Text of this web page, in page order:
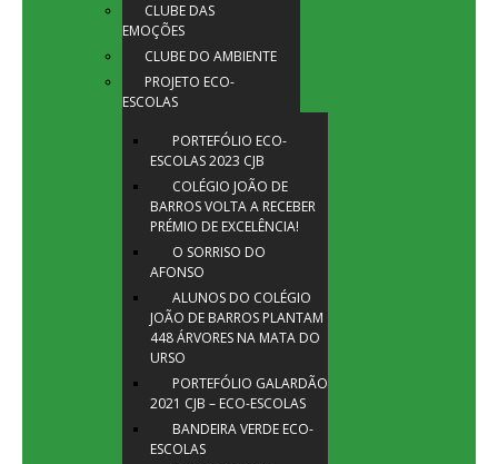
CLUBE DAS
EMOÇÕES
CLUBE DO AMBIENTE
PROJETO ECO-
ESCOLAS
PORTEFÓLIO ECO-
ESCOLAS 2023 CJB
COLÉGIO JOÃO DE
BARROS VOLTA A RECEBER
PRÉMIO DE EXCELÊNCIA!
O SORRISO DO
AFONSO
ALUNOS DO COLÉGIO
JOÃO DE BARROS PLANTAM
448 ÁRVORES NA MATA DO
URSO
PORTEFÓLIO GALARDÃO
2021 CJB – ECO-ESCOLAS
BANDEIRA VERDE ECO-
ESCOLAS